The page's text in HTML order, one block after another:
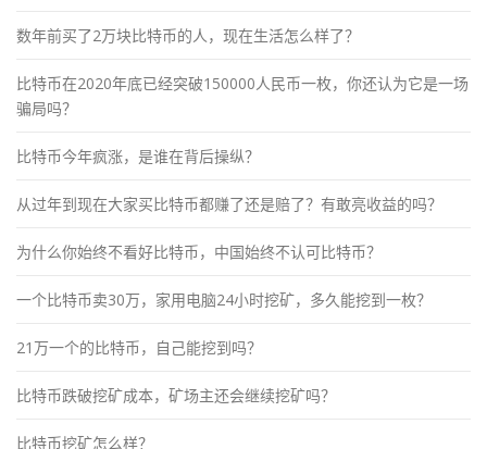
数年前买了2万块比特币的人，现在生活怎么样了？
比特币在2020年底已经突破150000人民币一枚，你还认为它是一场
骗局吗？
比特币今年疯涨，是谁在背后操纵？
从过年到现在大家买比特币都赚了还是赔了？有敢亮收益的吗？
为什么你始终不看好比特币，中国始终不认可比特币？
一个比特币卖30万，家用电脑24小时挖矿，多久能挖到一枚？
21万一个的比特币，自己能挖到吗？
比特币跌破挖矿成本，矿场主还会继续挖矿吗？
比特币挖矿怎么样？